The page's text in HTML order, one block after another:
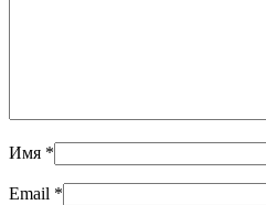
Имя *
Email *